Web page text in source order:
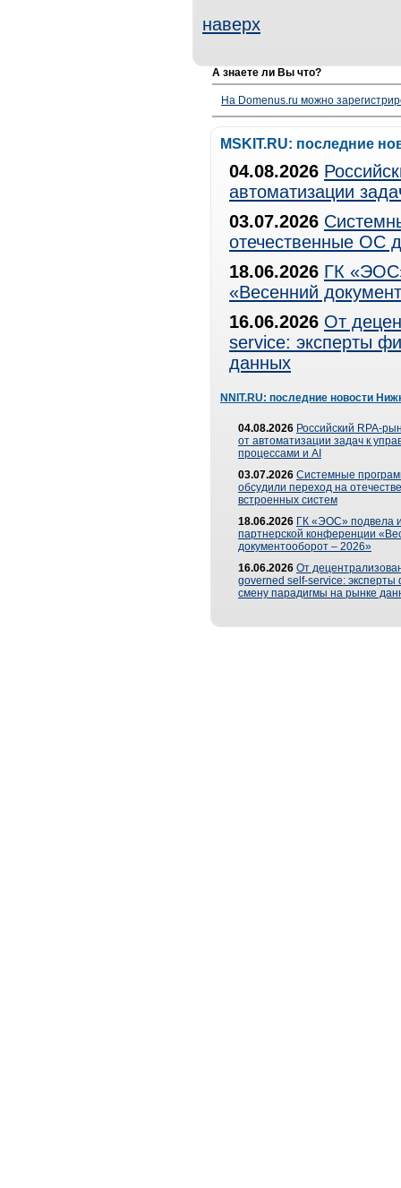
наверх
А знаете ли Вы что?
На Domenus.ru можно
MSKIT.RU: последние
04.08.2026
автоматизации
03.07.2026
отечественные ОС
18.06.2026 ГК
«Весенний
16.06.2026 От
service: эксперты
данных
NNIT.RU: последние новости
04.08.2026 Российский RPA-
от автоматизации задач к
процессами и AI
03.07.2026 Системные
обсудили переход на
встроенных систем
18.06.2026 ГК «ЭОС» подвела
партнерской конференции
документооборот – 2026»
16.06.2026 От
governed self-service: эксперты
смену парадигмы на рынке